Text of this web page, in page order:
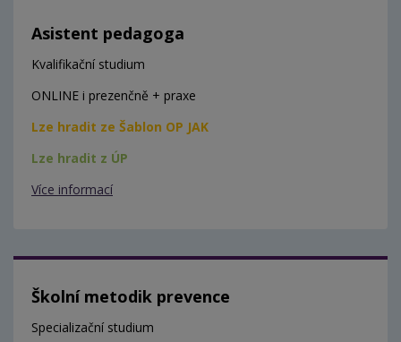
Asistent pedagoga
Kvalifikační studium
ONLINE i prezenčně + praxe
Lze hradit ze Šablon OP JAK
Lze hradit z ÚP
Více informací
Školní metodik prevence
Specializační studium